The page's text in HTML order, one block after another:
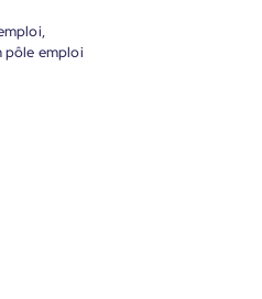
pôle emploi